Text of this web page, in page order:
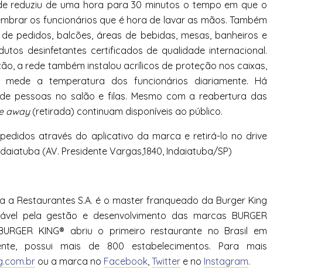
reduziu de uma hora para 30 minutos o tempo em que o
os funcionários que é hora de lavar as mãos. Também
pedidos, balcões, áreas de bebidas, mesas, banheiros e
desinfetantes certificados de qualidade internacional.
a rede também instalou acrílicos de proteção nos caixas,
a temperatura dos funcionários diariamente. Há
pessoas no salão e filas. Mesmo com a reabertura das
away(retirada) continuam disponíveis ao público.
através do aplicativo da marca e retirá-lo no drive
(AV. Presidente Vargas,1840, Indaiatuba/SP)
a Restaurantes S.A. é o master franqueado da Burger King
pela gestão e desenvolvimento das marcas BURGER
KING® abriu o primeiro restaurante no Brasil em
possui mais de 800 estabelecimentos. Para mais
ou a marca no Facebook, Twitter e no Instagram.